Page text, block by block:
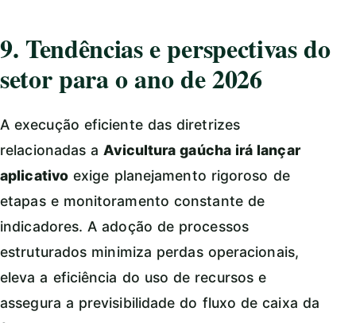
9. Tendências e perspectivas do
setor para o ano de 2026
A execução eficiente das diretrizes
relacionadas a Avicultura gaúcha irá lançar
aplicativo exige planejamento rigoroso de
etapas e monitoramento constante de
indicadores. A adoção de processos
estruturados minimiza perdas operacionais,
eleva a eficiência do uso de recursos e
assegura a previsibilidade do fluxo de caixa da